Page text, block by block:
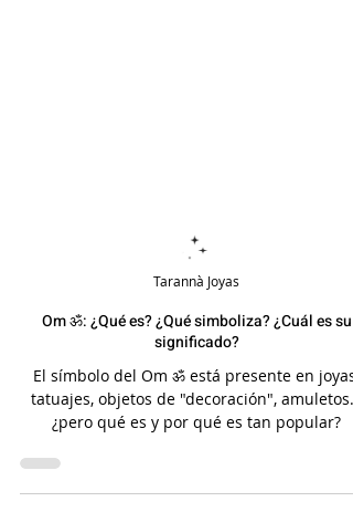
Tarannà Joyas
Om ॐ: ¿Qué es? ¿Qué simboliza? ¿Cuál es su
significado?
El símbolo del Om ॐ está presente en joyas,
tatuajes, objetos de "decoración", amuletos...